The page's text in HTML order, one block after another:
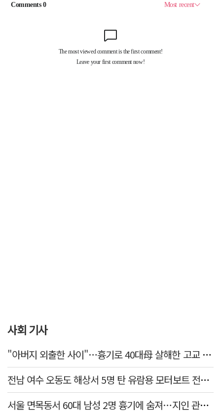
사회 기사
"아버지 외출한 사이"…흉기로 40대母 살해한 고교 자퇴생, 구속 기로에
전남 여수 오동도 해상서 5명 탄 유람용 모터보트 전복…2명 숨져
서울 면목동서 60대 남성 2명 흉기에 숨져…지인 관계로 추정